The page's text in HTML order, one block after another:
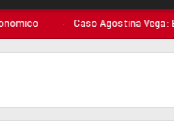
Caso Agostina Vega: El